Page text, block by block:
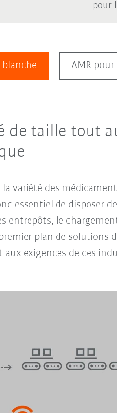
pour
blanche AMR
de taille tout
variété des
essentiel de disposer
entrepôts, le
plan de
aux exigences de ces